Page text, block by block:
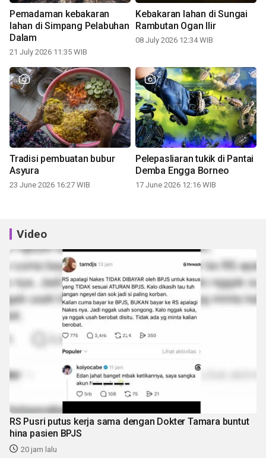
Pemadaman kebakaran
lahan di Simpang Pelabuhan
Dalam
21 July 2026 11:35 WIB
Kebakaran lahan di Sungai
Rambutan Ogan Ilir
08 July 2026 12:34 WIB
Tradisi pembuatan bubur
Asyura
23 June 2026 16:27 WIB
Pelepasliaran tukik di Pantai
Demba Engga Borneo
17 June 2026 12:16 WIB
Video
RS Pusri putus kerja sama dengan Dokter Tamara buntut
hina pasien BPJS
20 jam lalu